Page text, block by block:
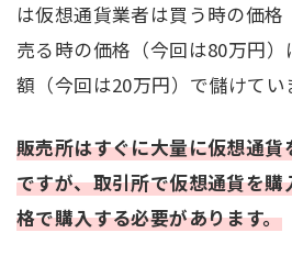
は仮想通貨業者は買う時の価格
売る時の価格（今回は80万円
額（今回は20万円）で儲けてい
販売所はすぐに大量に仮想通
ですが、取引所で仮想通貨を
格で購入する必要があります。